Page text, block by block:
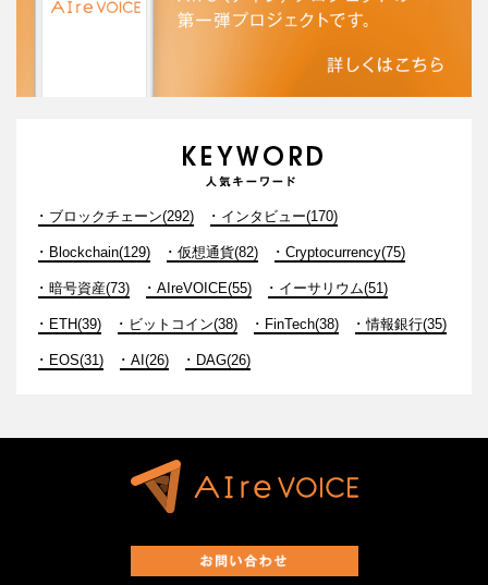
ブロックチェーン(292) インタビュー(170)
Blockchain(129) 仮想通貨(82) Cryptocurrency(75)
暗号資産(73) AIreVOICE(55) イーサリウム(51)
ETH(39) ビットコイン(38) FinTech(38) 情報銀行(35)
EOS(31) AI(26) DAG(26)